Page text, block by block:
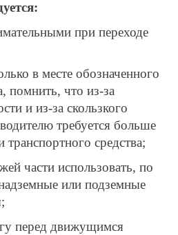
при переходе
в месте обозначенного
помнить, что из-за
и из-за скользкого
требуется больше
транспортного средства;
части использовать, по
или подземные
перед движущимся